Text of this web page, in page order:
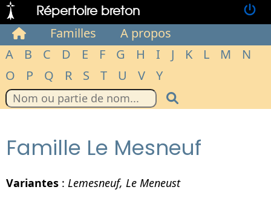
Répertoire breton
Familles
A propos
A
B C D E F G H I J K L M
N
O
P Q R S T U V Y
Famille Le Mesneuf
Variantes : Lemesneuf, Le Meneust